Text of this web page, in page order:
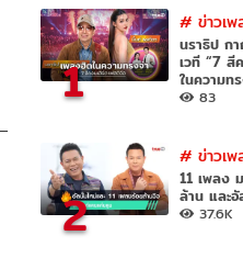
1
# ข่าวเ
นราธิป ก
เวที “7 สี
ในความท
83
2
# ข่าวเ
11 เพลง
ล้าน และ
37.6K